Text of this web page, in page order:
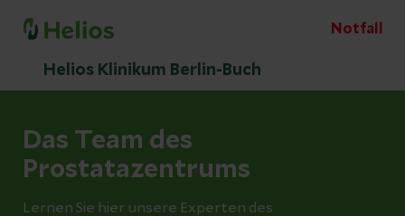
Notfall
Helios Klinikum Berlin-Buch
Das Team des
Prostatazentrums
Lernen Sie hier unsere Experten des